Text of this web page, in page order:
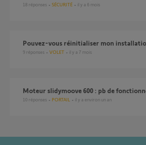
18 réponses SÉCURITÉ il y a 6 mois
Pouvez-vous réinitialiser mon
9 réponses VOLET il y a 7 mois
Moteur slidymoove 600 : pb de
10 réponses PORTAIL il y a environ un an